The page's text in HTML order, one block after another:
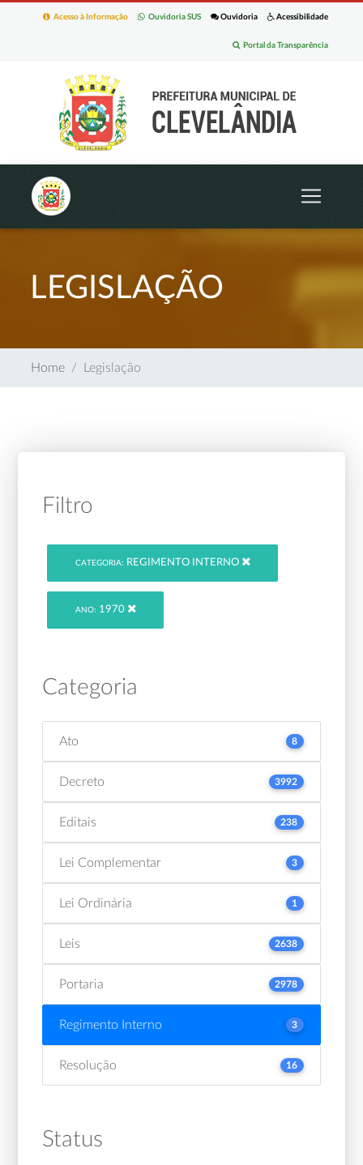
Acessibilidade
Ouvidoria
Ouvidoria SUS
Acesso à Informação
Portal da Transparência
LEGISLAÇÃO
Home Legislação
Filtro
CATEGORIA: REGIMENTO INTERNO
ANO: 1970
Categoria
Ato 8
Decreto 3992
Editais 238
Lei Complementar 3
Lei Ordinária 1
Leis 2638
Portaria 2978
Regimento Interno 3
Resolução 16
Status